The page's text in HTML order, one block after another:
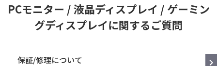
PCモニター / 液晶ディスプレイ / ゲーミン
グディスプレイに関するご質問
保証/修理について